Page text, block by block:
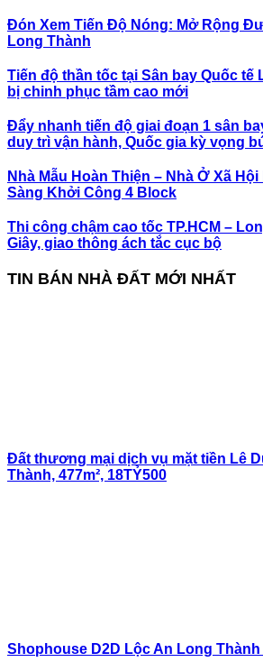
Đón Xem Tiến Độ Nóng: Mở Rộng
Long Thành
Tiến độ thần tốc tại Sân bay Quốc tế
bị chinh phục tầm cao mới
Đẩy nhanh tiến độ giai đoạn 1 sân
duy trì vận hành, Quốc gia kỳ vọng
Nhà Mẫu Hoàn Thiện – Nhà Ở Xã
Sàng Khởi Công 4 Block
Thi công chậm cao tốc TP.HCM –
Giây, giao thông ách tắc cục bộ
TIN BÁN NHÀ ĐẤT MỚI NHẤT
Đất thương mại dịch vụ mặt tiền Lê
Thành, 477m², 18TỶ500
Shophouse D2D Lộc An Long Thành